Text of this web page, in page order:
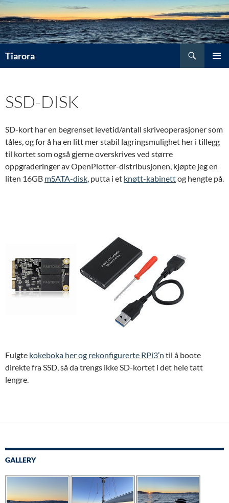
Hopp
til
innhold
Tiarora
SSD-DISK
SD-kort har en begrenset levetid/antall skriveoperasjoner som
tåles, og for å ha en litt mer stabil lagringsmulighet her i tillegg
til kortet som også gjerne overskrives ved større
oppgraderinger av OpenPlotter-distribusjonen, kjøpte jeg en
liten 16GB mSATA-disk, putta i et knøtt-kabinettog hengte på.
Fulgte kokeboka her og rekonfigurerte RPi3’n til å boote
direkte fra SSD, så da trengs ikke SD-kortet i det hele tatt
lengre.
GALLERY